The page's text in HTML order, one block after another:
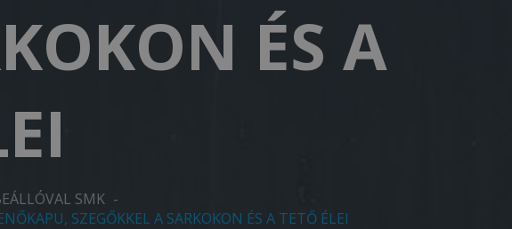
ÉS A
SMK -
SZEGŐKKEL A SARKOKON ÉS A TETŐ ÉLEI